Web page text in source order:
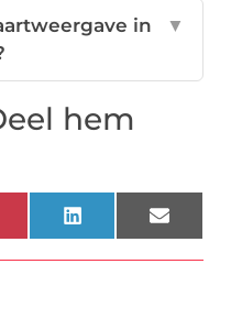
in
▼
hem
LinkedInEmail